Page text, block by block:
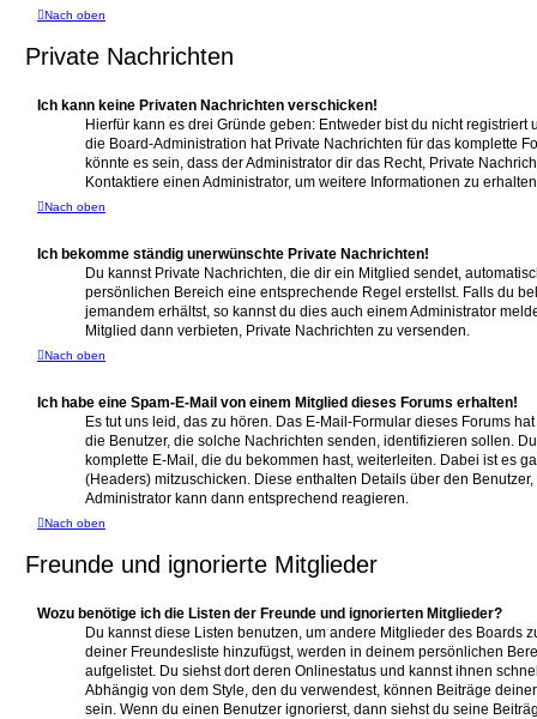
Nach oben
Private Nachrichten
Ich kann keine Privaten Nachrichten verschicken!
Hierfür kann es drei Gründe geben: Entweder bist du nicht registriert
die Board-Administration hat Private Nachrichten für das komplette
könnte es sein, dass der Administrator dir das Recht, Private
Kontaktiere einen Administrator, um weitere Informationen zu
Nach oben
Ich bekomme ständig unerwünschte Private Nachrichten!
Du kannst Private Nachrichten, die dir ein Mitglied sendet,
persönlichen Bereich eine entsprechende Regel erstellst. Falls du
jemandem erhältst, so kannst du dies auch einem Administrator
Mitglied dann verbieten, Private Nachrichten zu versenden.
Nach oben
Ich habe eine Spam-E-Mail von einem Mitglied dieses Forums erhalten!
Es tut uns leid, das zu hören. Das E-Mail-Formular dieses Forums
die Benutzer, die solche Nachrichten senden, identifizieren sollen.
komplette E-Mail, die du bekommen hast, weiterleiten. Dabei ist es
(Headers) mitzuschicken. Diese enthalten Details über den
Administrator kann dann entsprechend reagieren.
Nach oben
Freunde und ignorierte Mitglieder
Wozu benötige ich die Listen der Freunde und ignorierten Mitglieder?
Du kannst diese Listen benutzen, um andere Mitglieder des Boards
deiner Freundesliste hinzufügst, werden in deinem persönlichen
aufgelistet. Du siehst dort deren Onlinestatus und kannst ihnen
Abhängig von dem Style, den du verwendest, können Beiträge
sein. Wenn du einen Benutzer ignorierst, dann siehst du seine